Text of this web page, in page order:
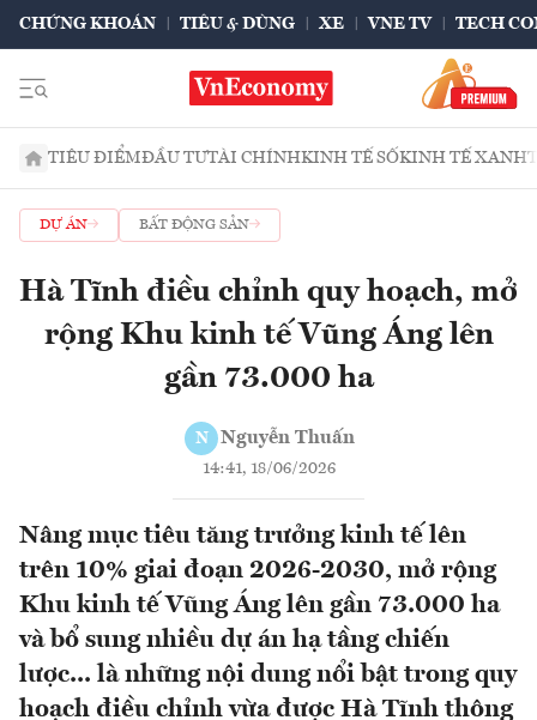
CHỨNG KHOÁN TIÊU & DÙNG XE VNE TV TECH
TIÊU ĐIỂMĐẦU TƯTÀI CHÍNHKINH TẾ SỐKINH TẾ XANH
DỰ ÁN BẤT ĐỘNG SẢN
Hà Tĩnh điều chỉnh quy hoạch, mở
rộng Khu kinh tế Vũng Áng lên
gần 73.000 ha
N Nguyễn Thuấn
14:41, 18/06/2026
Nâng mục tiêu tăng trưởng kinh tế lên
trên 10% giai đoạn 2026-2030, mở rộng
Khu kinh tế Vũng Áng lên gần 73.000 ha
và bổ sung nhiều dự án hạ tầng chiến
lược... là những nội dung nổi bật trong quy
hoạch điều chỉnh vừa được Hà Tĩnh thông